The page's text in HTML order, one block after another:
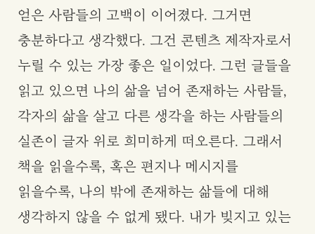
얻은 사람들의 고백이 이어졌다. 그거면
충분하다고 생각했다. 그건 콘텐츠 제작자로서
누릴 수 있는 가장 좋은 일이었다. 그런 글들을
읽고 있으면 나의 삶을 넘어 존재하는 사람들,
각자의 삶을 살고 다른 생각을 하는 사람들의
실존이 글자 위로 희미하게 떠오른다. 그래서
책을 읽을수록, 혹은 편지나 메시지를
읽을수록, 나의 밖에 존재하는 삶들에 대해
생각하지 않을 수 없게 됐다. 내가 빚지고 있는